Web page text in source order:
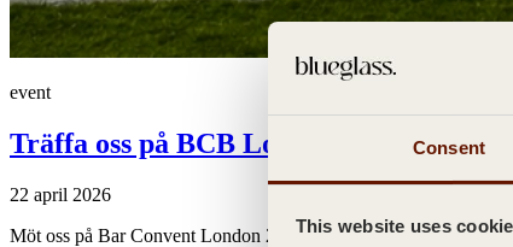
Consent
This website uses
event
Träffa oss på BCB London
22 april 2026
Möt oss på Bar Convent London 2026. Upptäck skräddarsydda